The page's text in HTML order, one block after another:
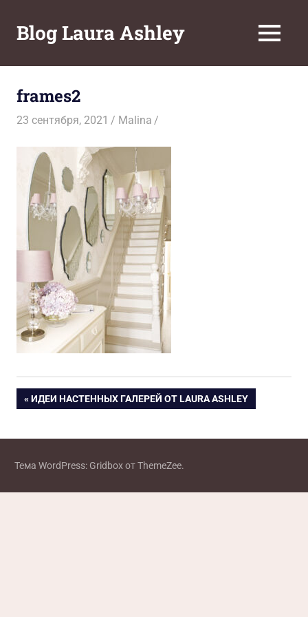
содержимому
Blog Laura Ashley МЕНЮ
frames2
23 сентября, 2021 Malina
Навигация
по
записям
ПРЕДЫДУЩАЯ
ИДЕИ НАСТЕННЫХ ГАЛЕРЕЙ ОТ LAURA ASHLEY
Тема WordPress: Gridbox от ThemeZee.